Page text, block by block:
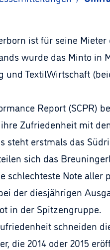
ist für seine
wurde das Minto in
und TextilWirtschaft
Report (SCPR)
Zufriedenheit mit
steht erstmals das
sich das
schlechteste Note
der diesjährigen
in der Spitzengruppe.
schneiden
die 2014 oder 2015